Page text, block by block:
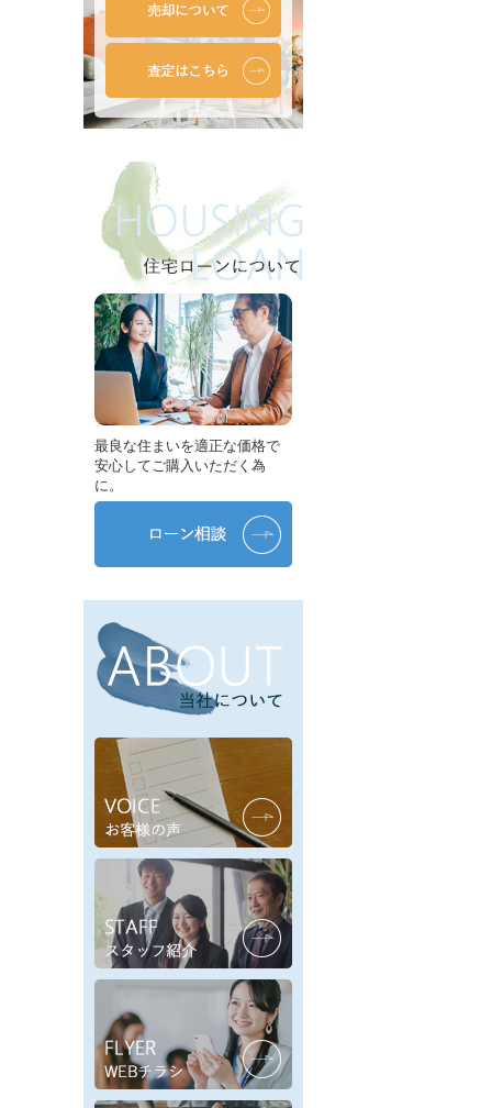
最良な住まいを適正な価格で
安心してご購入いただく為
に。